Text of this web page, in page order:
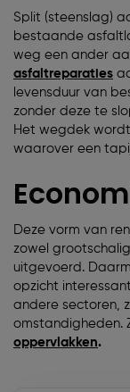
Split (steenslag)
bestaande
weg een ander
asfaltreparaties
levensduur van
zonder deze te
Het wegdek
waarover een
Deze vorm van
zowel
uitgevoerd.
opzicht
andere sectoren,
omstandigheden.
oppervlakken.